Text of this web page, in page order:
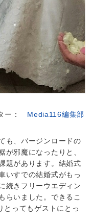
ー： Media116編集部
も、バージンロードの
が邪魔になったりと、
題があります。結婚式
いすでの結婚式がもっ
続きフリーウエディン
らいました。できるこ
とってもゲストにとっ